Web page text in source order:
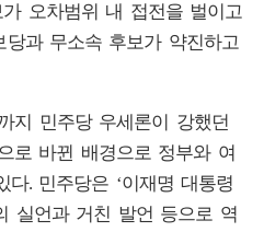
오차범위 내 접전을 벌이고
당과 무소속 후보가 약진하고
지 민주당 우세론이 강했던
로 바뀐 배경으로 정부와 여
. 민주당은 ‘이재명 대통령
실언과 거친 발언 등으로 역